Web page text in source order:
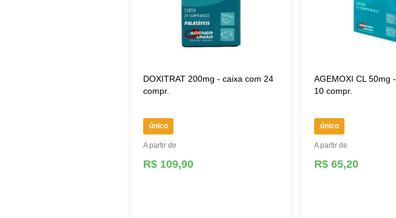
DOXITRAT 200mg - caixa com 24
compr.
único
A partir de
R$ 109,90
AGEMOXI CL 50mg
10 compr.
único
A partir de
R$ 65,20